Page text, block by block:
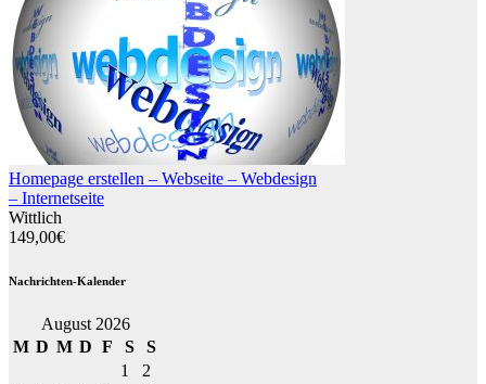
Homepage erstellen – Webseite – Webdesign
– Internetseite
Wittlich
149,00€
Nachrichten-Kalender
August 2026
M D M D F S
S
1
2